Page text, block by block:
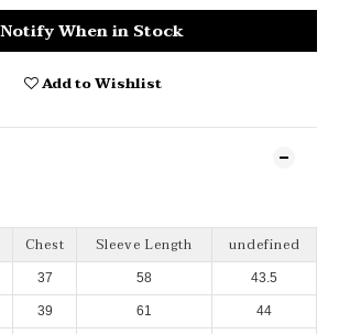
Notify When in Stock
Add to Wishlist
Chest Sleeve Length undefined
37 58 43.5
39 61 44